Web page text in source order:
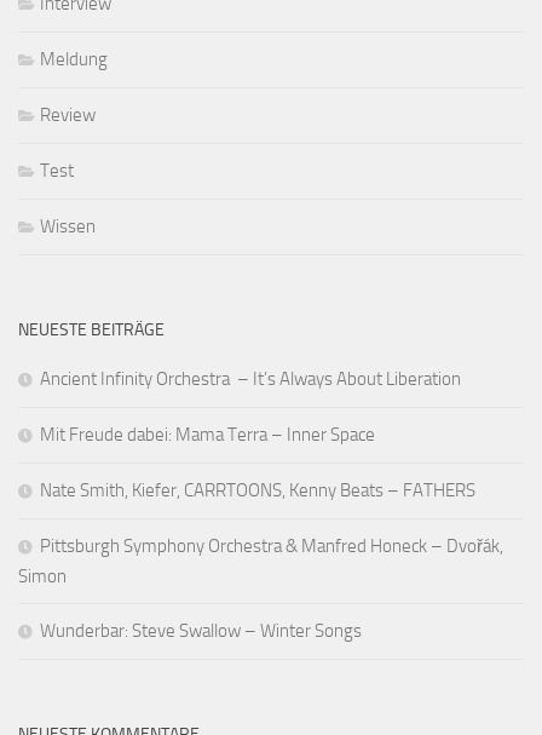
Meldung
Review
Test
Wissen
NEUESTE BEITRÄGE
Ancient Infinity Orchestra – It’s Always About Liberation
Mit Freude dabei: Mama Terra – Inner Space
Nate Smith, Kiefer, CARRTOONS, Kenny Beats – FATHERS
Pittsburgh Symphony Orchestra & Manfred Honeck – Dvořák,
Simon
Wunderbar: Steve Swallow – Winter Songs